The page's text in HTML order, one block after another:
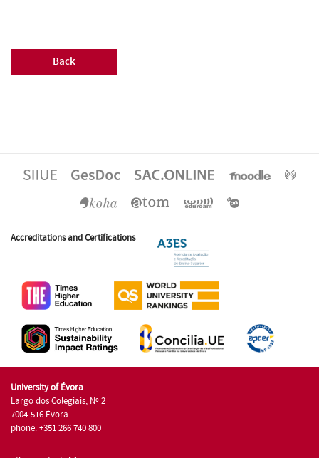
Back
Accreditations and Certifications
University of Évora
Largo dos Colegiais, Nº 2
7004-516 Évora
phone: +351 266 740 800